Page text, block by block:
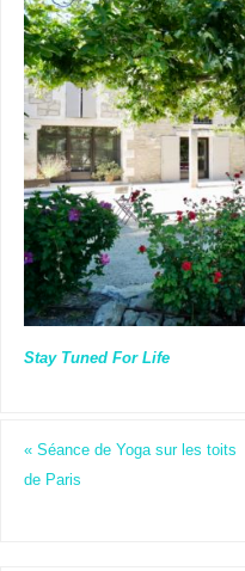
Stay Tuned For Life
«Séance de Yoga sur les toits
de Paris